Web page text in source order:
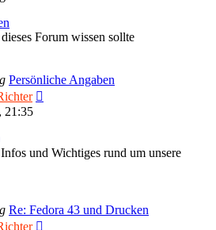
Forum wissen sollte
Persönliche Angaben
21:35
und Wichtiges rund um unsere
Re: Fedora 43 und Drucken